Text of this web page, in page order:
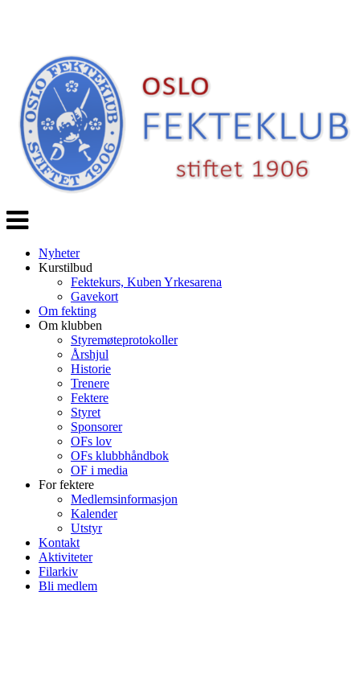
Veksle
navigasjon
Nyheter
Kurstilbud
Fektekurs, Kuben Yrkesarena
Gavekort
Om fekting
Om klubben
Styremøteprotokoller
Årshjul
Historie
Trenere
Fektere
Styret
Sponsorer
OFs lov
OFs klubbhåndbok
OF i media
For fektere
Medlemsinformasjon
Kalender
Utstyr
Kontakt
Aktiviteter
Filarkiv
Bli medlem